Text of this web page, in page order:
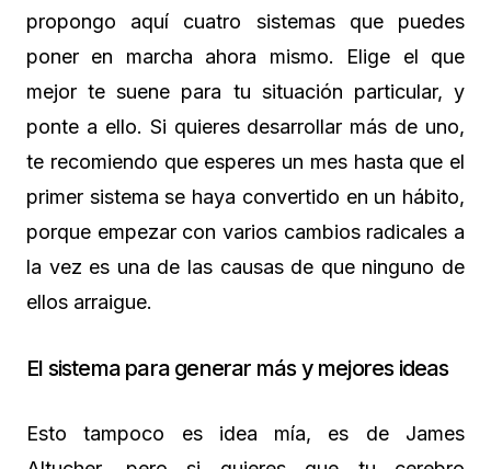
propongo aquí cuatro sistemas que puedes
poner en marcha ahora mismo. Elige el que
mejor te suene para tu situación particular, y
ponte a ello. Si quieres desarrollar más de uno,
te recomiendo que esperes un mes hasta que el
primer sistema se haya convertido en un hábito,
porque empezar con varios cambios radicales a
la vez es una de las causas de que ninguno de
ellos arraigue.
El sistema para generar más y mejores ideas
Esto tampoco es idea mía, es de James